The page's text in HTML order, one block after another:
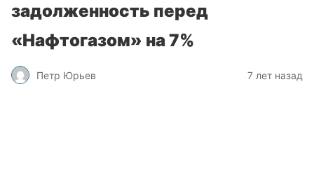
задолженность перед
«Нафтогазом» на 7%
Петр Юрьев 7 лет назад